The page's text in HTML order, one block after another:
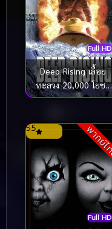
Full HD
Deep Rising เลื้อย
ทะลวง 20,000 โยชน์
(1998)
พากย์
Full HD
5.5